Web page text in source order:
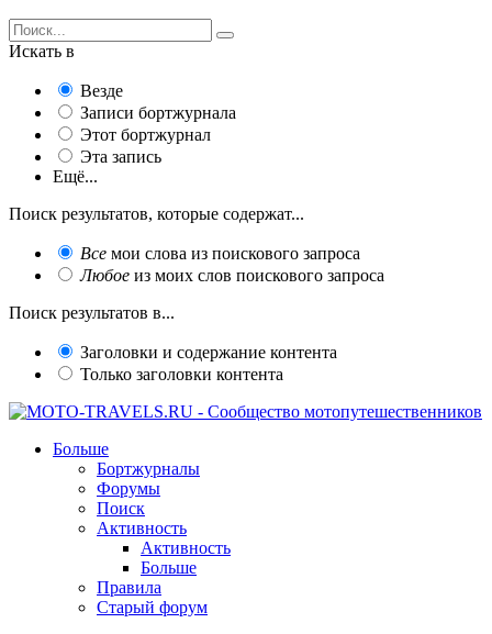
Искать в
Везде
Записи бортжурнала
Этот бортжурнал
Эта запись
Ещё...
Поиск результатов, которые содержат...
Все мои слова из поискового запроса
Любое из моих слов поискового запроса
Поиск результатов в...
Заголовки и содержание контента
Только заголовки контента
Больше
Бортжурналы
Форумы
Поиск
Активность
Активность
Больше
Правила
Старый форум